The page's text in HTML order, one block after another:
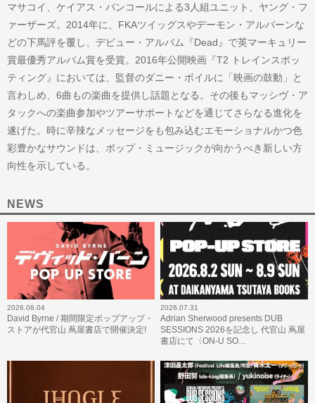
マサコイ、ケイアス・バンコールによる3人組ユニット、ヤング・フ
ァーザーズ。2014年に、FKAツイッグスやデーモン・アルバーンな
どの下馬評を覆し、デビュー・アルバム『Dead』で英マーキュリー
賞最優秀アルバム賞を受賞。2016年公開映画『T2 トレインスポッ
ティング』においては、監督のダニー・ボイルに「映画の鼓動」と
言わしめ、6曲もの楽曲を提供し話題となる。その後もマッシヴ・ア
タックへの楽曲参加やツアーサポートなどを通じてさらなる進化を
遂げた。時に辛辣なメッセージをも包み込むエモーショナルかつ色
彩豊かなサウンドは、ポップ・ミュージックが向かうべき新しい方
向性を示している。
NEWS
2026.08.04
David Byrne / 期間限定ポップアップ・
ストアが代官山 蔦屋書店で開催決定!
2026.07.31
Adrian Sherwood presents DUB
SESSIONS 2026を記念し 代官山 蔦屋
書店にて〈ON-U SO…